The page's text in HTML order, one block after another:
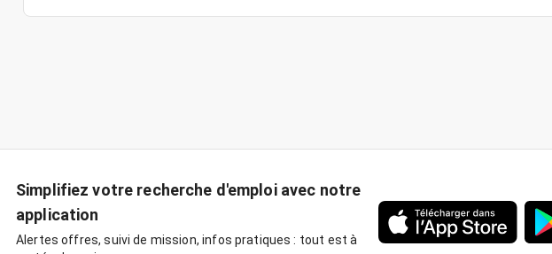
Simplifiez votre recherche d'emploi avec notre
application
Alertes offres, suivi de mission, infos pratiques : tout est à